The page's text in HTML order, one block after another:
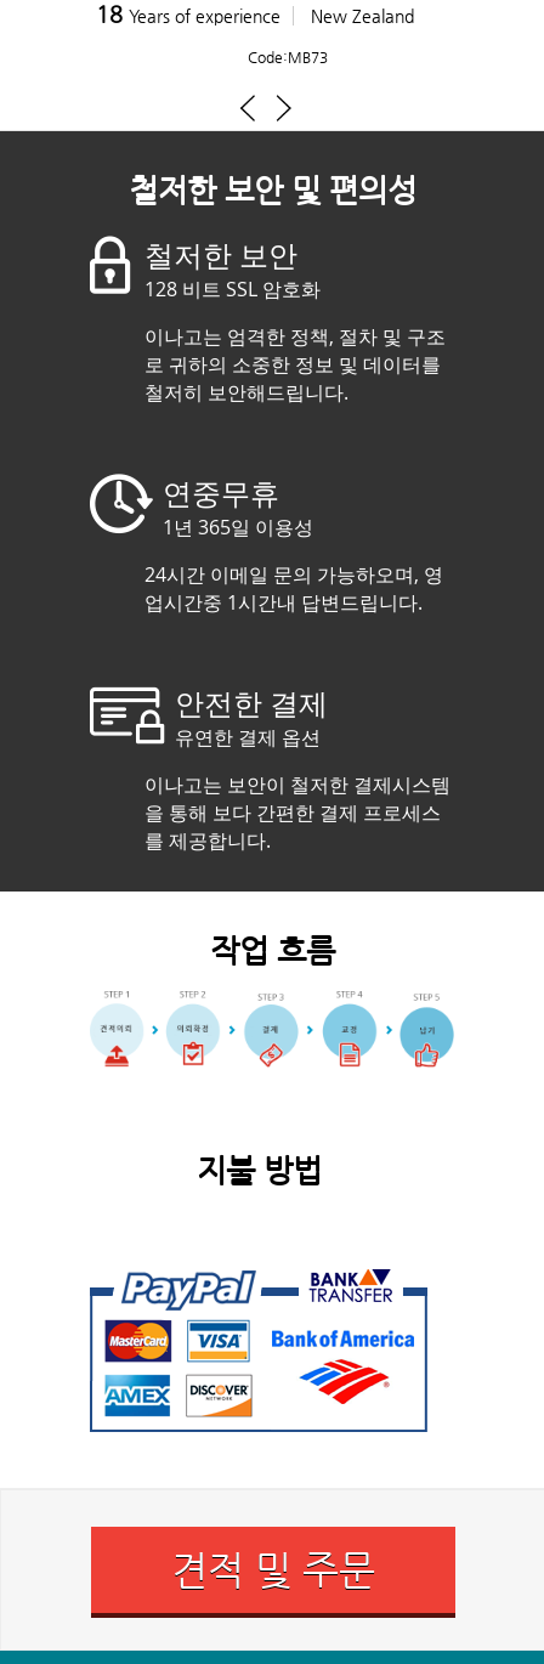
18 Years of experience New Zealand
Code:MB73
in Cardiovascular
17Years of experience
Code:MB327
PhD
17Years of experience
Code:BH1119
20 Years of experience Australia
Code:MB1241
철저한 보안 및 편의성
철저한 보안
128 비트 SSL 암호화
이나고는 엄격한 정책, 절차 및 구조
로 귀하의 소중한 정보 및 데이터를
철저히 보안해드립니다.
연중무휴
1년 365일 이용성
24시간 이메일 문의 가능하오며, 영
업시간중 1시간내 답변드립니다.
안전한 결제
유연한 결제 옵션
이나고는 보안이 철저한 결제시스템
을 통해 보다 간편한 결제 프로세스
를 제공합니다.
작업 흐름
지불 방법
견적 및 주문